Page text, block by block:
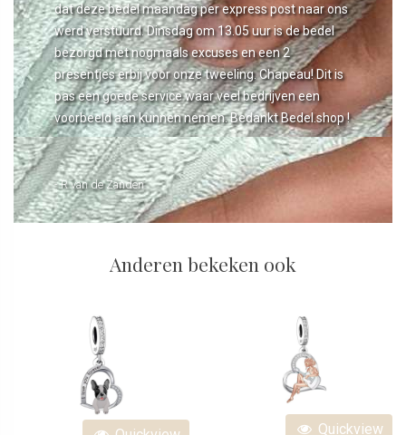
dat deze bedel maandag per express post naar ons
werd verstuurd. Dinsdag om 13.05 uur is de bedel
bezorgd met nogmaals excuses en een 2
presentjes erbij voor onze tweeling. Chapeau! Dit is
pas een goede service waar veel bedrijven een
voorbeeld aan kunnen nemen. Bedankt Bedel.shop !
- R van de Zanden
Anderen bekeken ook
Quickview